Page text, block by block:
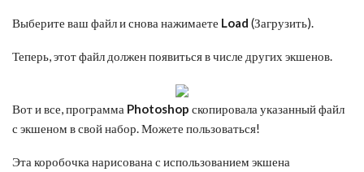
Выберите ваш файл и снова нажимаете Load (Загрузить).
Теперь, этот файл должен появиться в числе других экшенов.
Вот и все, программа Photoshop скопировала указанный файл
с экшеном в свой набор. Можете пользоваться!
Эта коробочка нарисована с использованием экшена